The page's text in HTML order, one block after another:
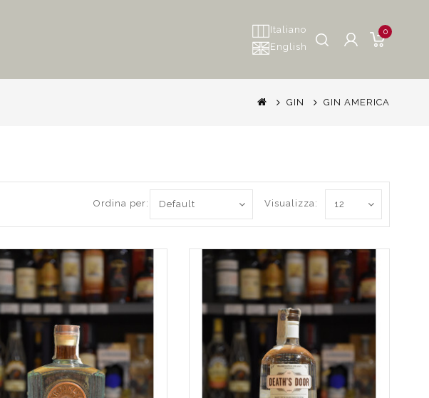
Italiano
English
0
GIN GIN AMERICA
Visualizza:
Ordina per: